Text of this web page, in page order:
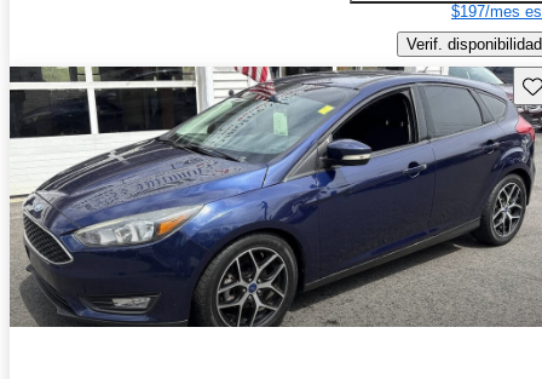
$197/mes
Verif. disponibilidad